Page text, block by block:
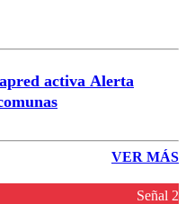
activa Alerta
VER MÁS
Señal 2